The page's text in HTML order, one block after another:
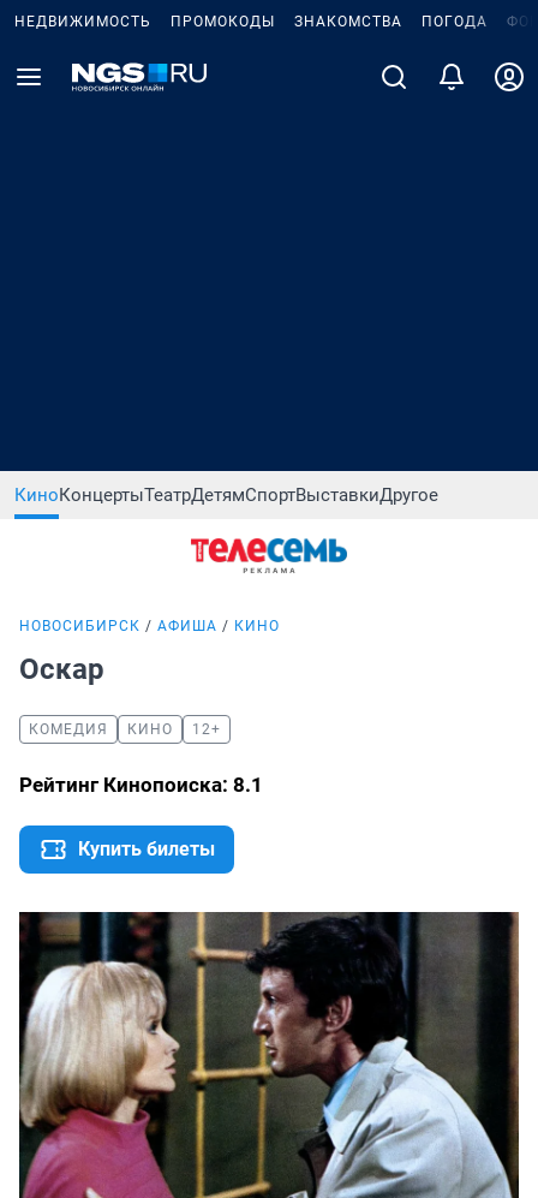
НЕДВИЖИМОСТЬ ПРОМОКОДЫ ЗНАКОМСТВА ПОГОДА
КиноКонцертыТеатрДетямСпортВыставкиДругое
НОВОСИБИРСК АФИША КИНО
Оскар
КОМЕДИЯ КИНО 12+
Рейтинг Кинопоиска: 8.1
Купить билеты